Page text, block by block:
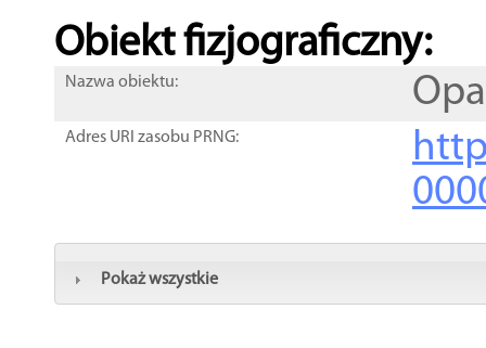
Obiekt fizjograficzny:
Nazwa obiektu:
Adres URI zasobu PRNG:
Pokaż wszystkie